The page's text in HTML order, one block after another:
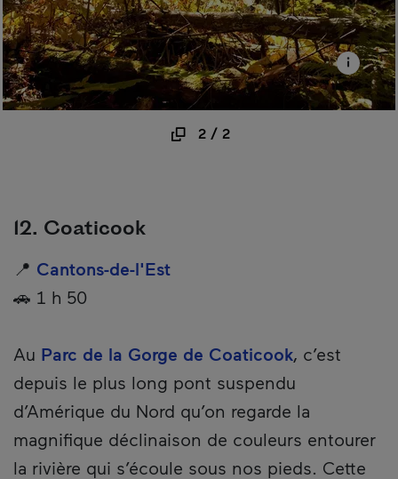
2/ 2
12. Coaticook
📍 Cantons-de-l'Est
🚗 1 h 50
Au Parc de la Gorge de Coaticook, c’est
depuis le plus long pont suspendu
d’Amérique du Nord qu’on regarde la
magnifique déclinaison de couleurs entourer
la rivière qui s’écoule sous nos pieds. Cette